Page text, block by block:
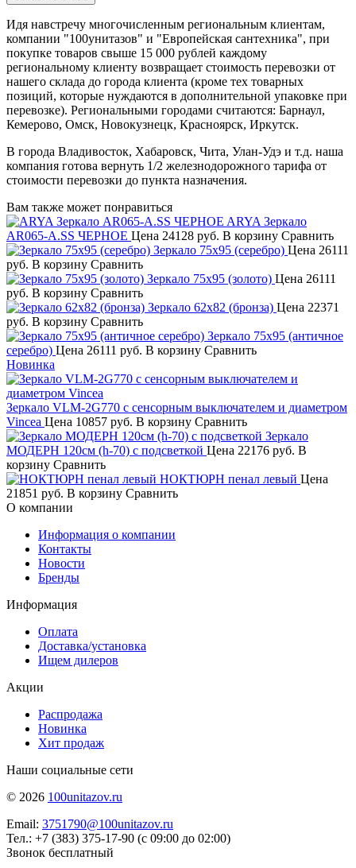
Идя навстречу многочисленным региональным клиентам,
компании "100унитазов" и "Европейская сантехника", при
покупке товаров свыше 15 000 рублей каждому
региональному клиенту возвращает стоимость перевозки от
нашего склада до города клиента (кроме тех товарных
позиций, которые нуждаются в дополнительной упаковке при
перевозке). Региональными городами считаются: Барнаул,
Кемерово, Омск, Новокузнецк, Красноярск, Иркутск.
В города Владивосток, Хабаровск, Чита, Улан-Удэ и т.д. наша
компания готова вернуть 1/2 железнодорожного тарифа от
стоимости перевозки до пункта назначения.
Вам также может понравиться
ARYA Зеркало
AR065-A.SS ЧЕРНОЕ Цена 24128 руб. В корзину Сравнить
Зеркало 75х95 (серебро) Цена 26111
руб. В корзину Сравнить
Зеркало 75х95 (золото) Цена 26111
руб. В корзину Сравнить
Зеркало 62х82 (бронза) Цена 22371
руб. В корзину Сравнить
Зеркало 75х95 (античное
серебро) Цена 26111 руб. В корзину Сравнить
Новинка
Зеркало VLM-2G770 с сенсорным выключателем и диаметром
Vincea Цена 10857 руб. В корзину Сравнить
Зеркало
МОДЕРН 120см (h-70) с подсветкой Цена 22176 руб. В
корзину Сравнить
НОКТЮРН пенал левый Цена
21851 руб. В корзину Сравнить
О компании
Информация о компании
Контакты
Новости
Бренды
Информация
Оплата
Доставка/установка
Ищем дилеров
Акции
Распродажа
Новинка
Хит продаж
Наши социальные сети
© 2026 100unitazov.ru
Email: 3751790@100unitazov.ru
Тел.: +7 (383) 375-17-90 (с 09:00 до 02:00)
Звонок бесплатный